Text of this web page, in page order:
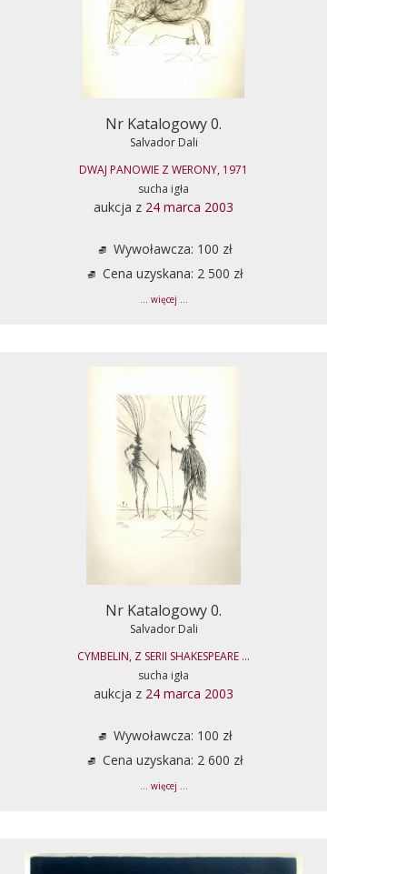
Nr Katalogowy 0.
Salvador Dali
DWAJ PANOWIE Z WERONY, 1971
sucha igła
aukcja z 24 marca 2003
Wywoławcza: 100 zł
Cena uzyskana: 2 500 zł
... więcej ...
Nr Katalogowy 0.
Salvador Dali
CYMBELIN, Z SERII SHAKESPEARE ...
sucha igła
aukcja z 24 marca 2003
Wywoławcza: 100 zł
Cena uzyskana: 2 600 zł
... więcej ...